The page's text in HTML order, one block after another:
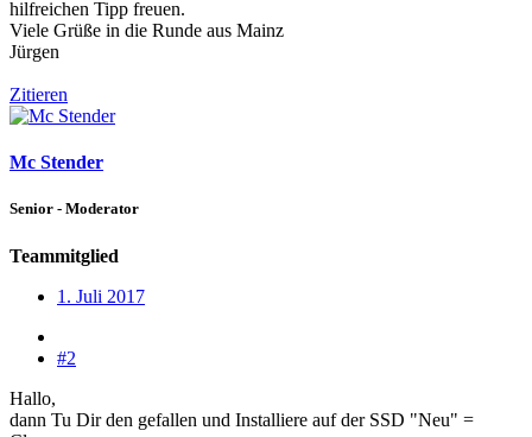
hilfreichen Tipp freuen.
Viele Grüße in die Runde aus Mainz
Jürgen
Zitieren
Mc Stender
Senior - Moderator
Teammitglied
1. Juli 2017
#2
Hallo,
dann Tu Dir den gefallen und Installiere auf der SSD "Neu" =